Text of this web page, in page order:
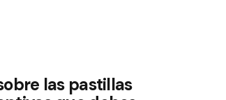
las pastillas